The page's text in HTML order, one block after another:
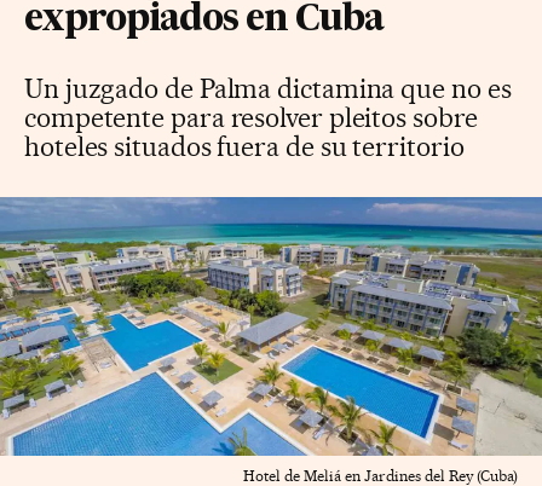
expropiados en Cuba
Un juzgado de Palma dictamina que no es
competente para resolver pleitos sobre
hoteles situados fuera de su territorio
Hotel de Meliá en Jardines del Rey (Cuba)